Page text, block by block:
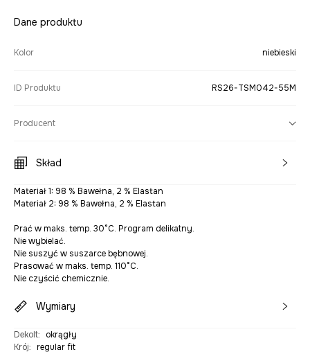
Dane produktu
Kolor niebieski
ID Produktu RS26-TSM042-55M
Producent
Skład
Materiał 1: 98 % Bawełna, 2 % Elastan
Materiał 2: 98 % Bawełna, 2 % Elastan
Prać w maks. temp. 30°C. Program delikatny.
Nie wybielać.
Nie suszyć w suszarce bębnowej.
Prasować w maks. temp. 110°C.
Nie czyścić chemicznie.
Wymiary
Dekolt:
okrągły
Krój: regular fit